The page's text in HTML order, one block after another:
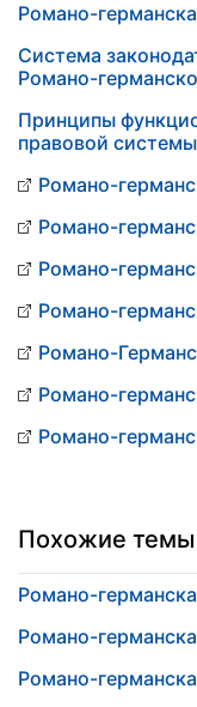
Романо-
Система
Романо-
Принципы
правовой
Романо-
Романо-
Романо-
Романо-
Романо-
Романо-
Романо-
Похожие темы
Романо-
Романо-
Романо-